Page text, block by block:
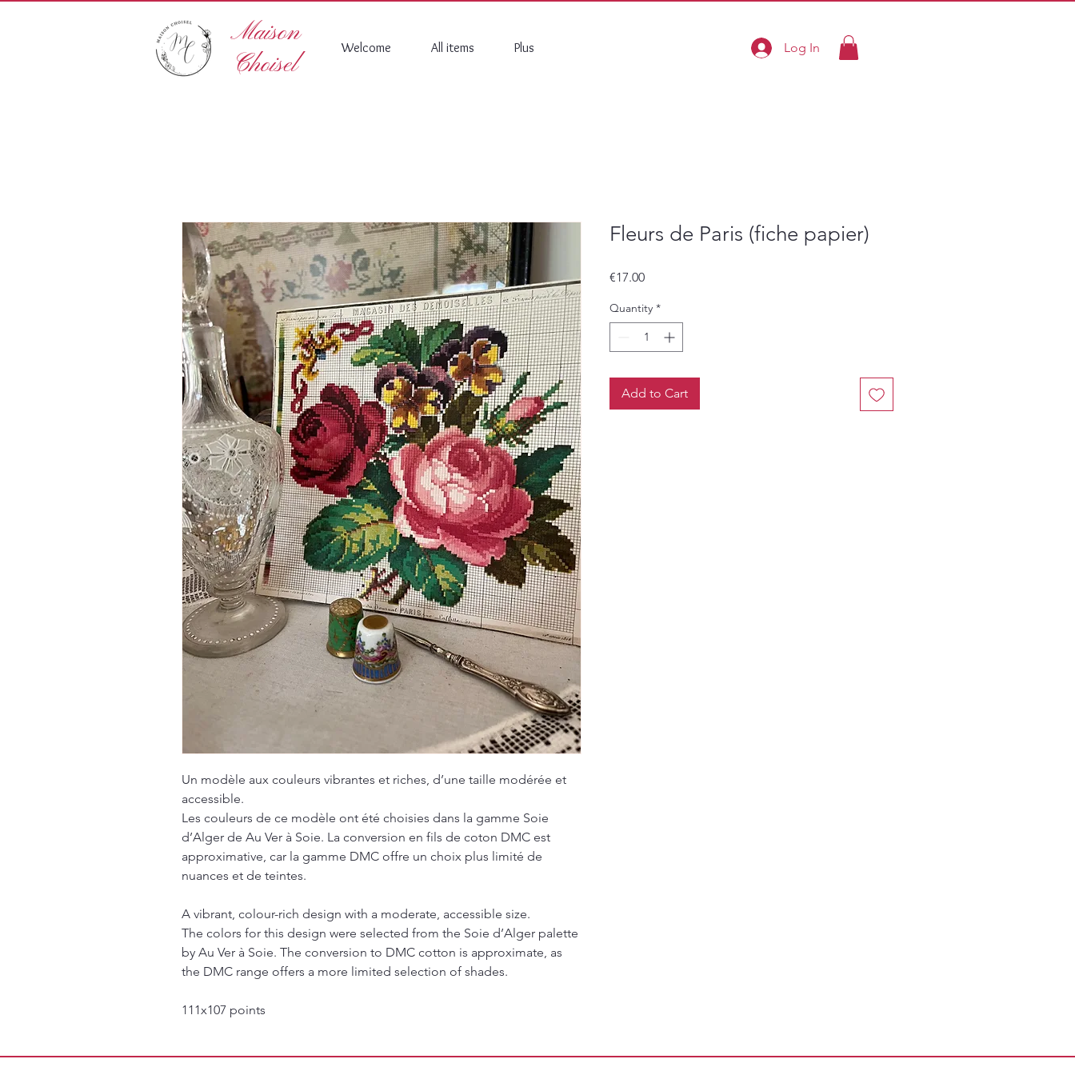
Maison
Choisel
Welcome All items Plus Log In
Un modèle aux couleurs vibrantes et riches, d’une taille modérée et
accessible.
Les couleurs de ce modèle ont été choisies dans la gamme Soie
d’Alger de Au Ver à Soie. La conversion en fils de coton DMC est
approximative, car la gamme DMC offre un choix plus limité de
nuances et de teintes.
A vibrant, colour-rich design with a moderate, accessible size.
The colors for this design were selected from the Soie d’Alger palette
by Au Ver à Soie. The conversion to DMC cotton is approximate, as
the DMC range offers a more limited selection of shades.
111x107 points
Fleurs de Paris (fiche papier)
€17.00Price
Quantity *
Add to Cart